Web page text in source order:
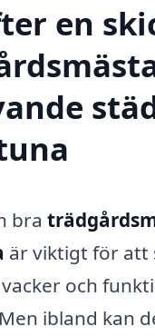
en
bra
är viktigt för att
och
ibland kan